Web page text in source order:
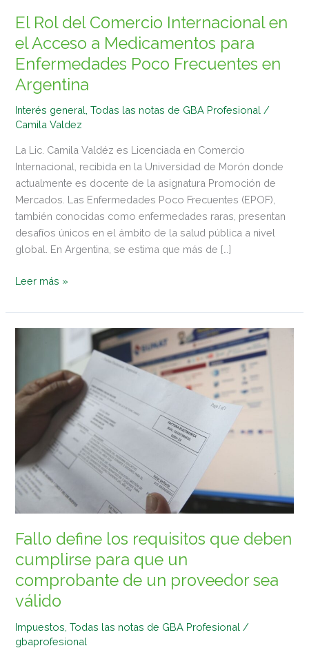
El Rol del Comercio Internacional en
el Acceso a Medicamentos para
Enfermedades Poco Frecuentes en
Argentina
Interés general,Todas las notas de GBA Profesional /
Camila Valdez
La Lic. Camila Valdéz es Licenciada en Comercio
Internacional, recibida en la Universidad de Morón donde
actualmente es docente de la asignatura Promoción de
Mercados. Las Enfermedades Poco Frecuentes (EPOF),
también conocidas como enfermedades raras, presentan
desafíos únicos en el ámbito de la salud pública a nivel
global. En Argentina, se estima que más de […]
a
Medicamentos
Enfermedades
Poco
Frecuentes
en
Leer más »
Fallo define los requisitos que deben
cumplirse para que un
comprobante de un proveedor sea
válido
Impuestos ,Todas las notas de GBA Profesional /
gbaprofesional
requisitos
que
deben
cumplirse
para
que
un
comprobante
de
un
proveedor
sea
válido